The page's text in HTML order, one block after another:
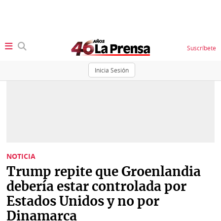
Inicia Sesión
Suscríbete
Judiciales
Política
Economía
Status
K
Vivir+
NOTICIA
Trump repite que Groenlandia
debería estar controlada por
Estados Unidos y no por
Dinamarca